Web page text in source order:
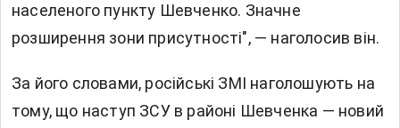
населеного пункту Шевченко. Значне
розширення зони присутності", — наголосив він.
За його словами, російські ЗМІ наголошують на
тому, що наступ ЗСУ в районі Шевченка — новий